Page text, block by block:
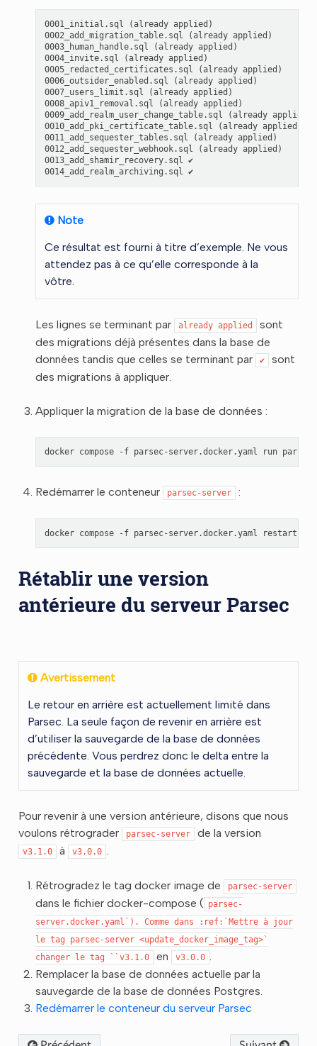
0001_initial.sql (already applied)
0002_add_migration_table.sql (already applied)
0003_human_handle.sql (already applied)
0004_invite.sql (already applied)
0005_redacted_certificates.sql (already applied)
0006_outsider_enabled.sql (already applied)
0007_users_limit.sql (already applied)
0008_apiv1_removal.sql (already applied)
0009_add_realm_user_change_table.sql (already applied)
0010_add_pki_certificate_table.sql (already applied)
0011_add_sequester_tables.sql (already applied)
0012_add_sequester_webhook.sql (already applied)
0013_add_shamir_recovery.sql ✔
0014_add_realm_archiving.sql ✔
Note
Ce résultat est fourni à titre d’exemple. Ne vous
attendez pas à ce qu’elle corresponde à la
vôtre.
Les lignes se terminant par already applied
sont
des migrations déjà présentes dans la base de
données tandis que celles se terminant par
✔
sont
des migrations à appliquer.
Appliquer la migration de la base de données :
docker compose -f parsec-server.docker.yaml run
Redémarrer le conteneur parsec-server :
docker compose -f parsec-server.docker.yaml restart
Rétablir une version
antérieure du serveur Parsec
Avertissement
Le retour en arrière est actuellement limité dans
Parsec. La seule façon de revenir en arrière est
d’utiliser la sauvegarde de la base de données
précédente. Vous perdrez donc le delta entre la
sauvegarde et la base de données actuelle.
Pour revenir à une version antérieure, disons que nous
voulons rétrograder
parsec-server de la version
v3.1.0 à v3.0.0 .
Rétrogradez le tag docker image de parsec-server
dans le fichier docker-compose ( parsec-
server.docker.yaml`).
Comme dans :ref:`Mettre à jour
le tag parsec-server <update_docker_image_tag>`
changer le tag ``v3.1.0 en v3.0.0 .
Remplacer la base de données actuelle par la
sauvegarde de la base de données Postgres.
Redémarrer le conteneur du serveur Parsec